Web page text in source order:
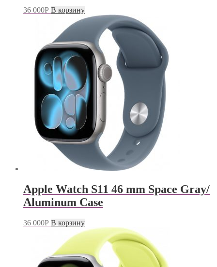
36 000Р В корзину
Apple Watch S11 46 mm Space Gray/
Aluminum Case
36 000Р В корзину